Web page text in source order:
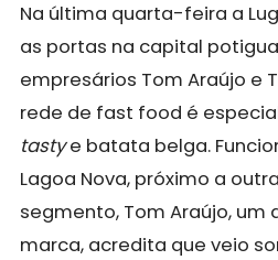
Na última quarta-feira a
as portas na capital
empresários Tom Araújo e
rede de fast food é
tastye batata belga.
Lagoa Nova, próximo a
segmento, Tom Araújo, um
marca, acredita que veio